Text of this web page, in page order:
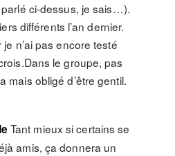
ci-dessus, je sais…).
différents l’an dernier.
je n’ai pas encore testé
le groupe, pas
mais obligé d’être gentil.
Tant mieux si certains se
amis, ça donnera un